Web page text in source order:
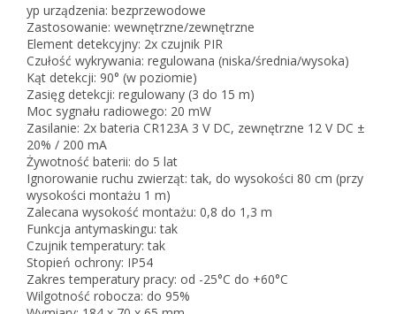
yp urządzenia: bezprzewodowe
Zastosowanie: wewnętrzne/zewnętrzne
Element detekcyjny: 2x czujnik PIR
Czułość wykrywania: regulowana (niska/średnia/wysoka)
Kąt detekcji: 90° (w poziomie)
Zasięg detekcji: regulowany (3 do 15 m)
Moc sygnału radiowego: 20 mW
Zasilanie: 2x bateria CR123A 3 V DC, zewnętrzne 12 V DC ±
20% / 200 mA
Żywotność baterii: do 5 lat
Ignorowanie ruchu zwierząt: tak, do wysokości 80 cm (przy
wysokości montażu 1 m)
Zalecana wysokość montażu: 0,8 do 1,3 m
Funkcja antymaskingu: tak
Czujnik temperatury: tak
Stopień ochrony: IP54
Zakres temperatury pracy: od -25°C do +60°C
Wilgotność robocza: do 95%